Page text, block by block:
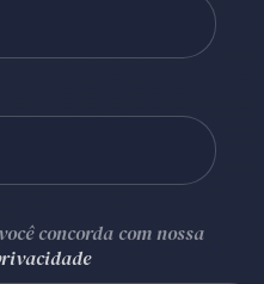
concorda com nossa